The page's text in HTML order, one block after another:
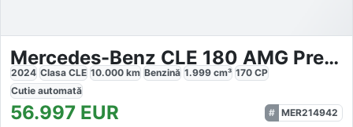
Mercedes-Benz CLE 180 AMG Premium Distronic Night
2024 Clasa CLE 10.000 km Benzină 1.999 cm³ 170 CP
Cutie automată
56.997 EUR
MER214942